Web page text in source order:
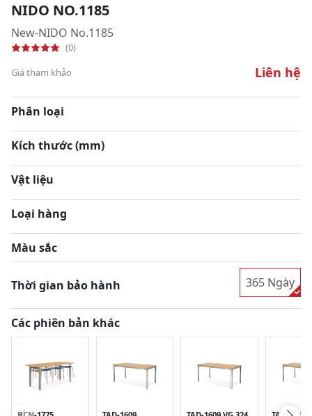
NIDO NO.1185
New-NIDO No.1185
(0)
Giá tham khảo
Liên hệ
Phân loại
Kích thước (mm)
Vật liệu
Loại hàng
Màu sắc
Thời gian bảo hành 365 Ngày
Các phiên bản khác